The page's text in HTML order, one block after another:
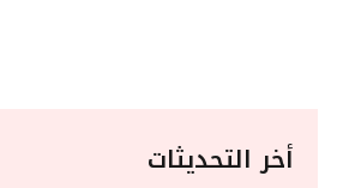
أخر التحديثات